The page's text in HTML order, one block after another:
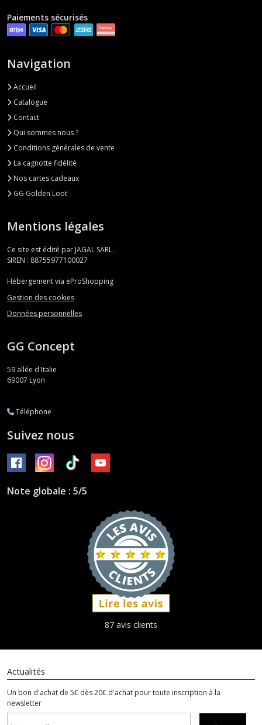
Paiements sécurisés
Navigation
Accueil
Catalogue
Contact
Qui sommes nous ?
Conditions générales de vente
La cagnotte fidélité
Nos cartes cadeaux
GG Golden Loot
Mentions légales
Ce site est édité par JAGAL SARL.
SIREN : 88755977100027
Hébergement via eProShopping
Gestion des cookies
Données personnelles
GG Concept
59 allée d'Italie
69007 Lyon
Téléphone
Suivez nous
Note globale : 5/5
87 avis clients
Actualités
Un bon d'achat de 5€ dès 20€ d'achat pour toute inscription à la
newsletter